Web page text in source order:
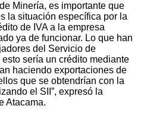
Minería, es importante que
la situación específica por la
de IVA a la empresa
ya de funcionar. Lo que han
del Servicio de
esto sería un crédito mediante
haciendo exportaciones de
que se obtendrían con la
el SII”, expresó la
Atacama.